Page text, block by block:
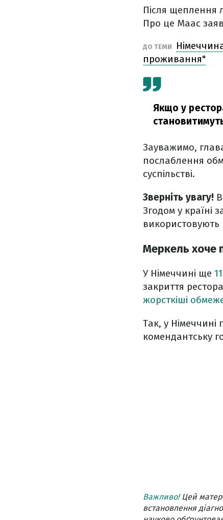
Після щеплення
Про це Маас
ДО ТЕМИ
проживання"
Якщо у
Зауважимо,
послаблення
суспільстві.
Зверніть увагу!
Згодом у країні
Меркель хоче
У Німеччині ще
закриття
жорсткіші
Так, у
комендантську
Важливо!Цей
встановлення